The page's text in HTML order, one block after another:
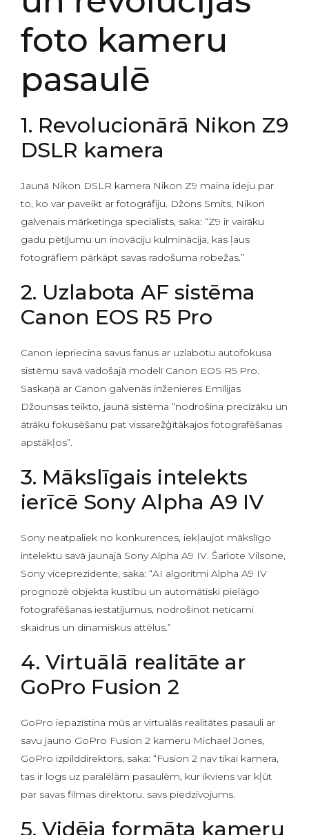
foto kameru
pasaulē
1. Revolucionārā Nikon Z9
DSLR kamera
Jaunā Nikon DSLR kamera Nikon Z9 maina ideju par
to, ko var paveikt ar fotogrāfiju. Džons Smits, Nikon
galvenais mārketinga speciālists, saka: “Z9 ir vairāku
gadu pētījumu un inovāciju kulminācija, kas ļaus
fotogrāfiem pārkāpt savas radošuma robežas.”
2. Uzlabota AF sistēma
Canon EOS R5 Pro
Canon iepriecina savus fanus ar uzlabotu autofokusa
sistēmu savā vadošajā modelī Canon EOS R5 Pro.
Saskaņā ar Canon galvenās inženieres Emīlijas
Džounsas teikto, jaunā sistēma “nodrošina precīzāku un
ātrāku fokusēšanu pat vissarežģītākajos fotografēšanas
apstākļos”.
3. Mākslīgais intelekts
ierīcē Sony Alpha A9 IV
Sony neatpaliek no konkurences, iekļaujot mākslīgo
intelektu savā jaunajā Sony Alpha A9 IV. Šarlote Vilsone,
Sony viceprezidente, saka: “AI algoritmi Alpha A9 IV
prognozē objekta kustību un automātiski pielāgo
fotografēšanas iestatījumus, nodrošinot neticami
skaidrus un dinamiskus attēlus.”
4. Virtuālā realitāte ar
GoPro Fusion 2
GoPro iepazīstina mūs ar virtuālās realitātes pasauli ar
savu jauno GoPro Fusion 2 kameru Michael Jones,
GoPro izpilddirektors, saka: “Fusion 2 nav tikai kamera,
tas ir logs uz paralēlām pasaulēm, kur ikviens var kļūt
par savas filmas direktoru. savs piedzīvojums.
5. Vidēja formāta kameru